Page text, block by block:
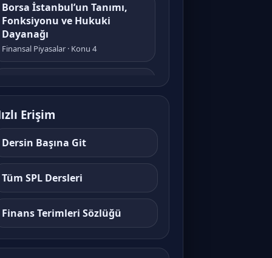
Borsa İstanbul’un Tanımı,
Fonksiyonu ve Hukuki
Dayanağı
Finansal Piyasalar · Konu 4
Yapısı, Organları ve Yönetimi
Finansal Piyasalar · Konu 5
Borsa İstanbul’da Komiteler,
Uyuşmazlık, Disiplin ve
Denetim
Kotasyon, İşlem Görme ve
Finansal Piyasalar · Konu 7
Erişim
Dersin Başına Git
Tüm SPL Dersleri
Finans Terimleri Sözlüğü